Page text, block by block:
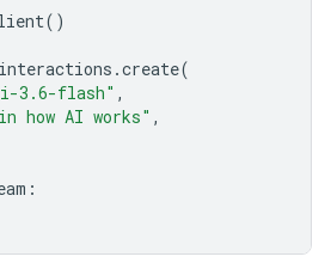
()
interactions .create(
3.6-flash" ,
how AI works" ,
: